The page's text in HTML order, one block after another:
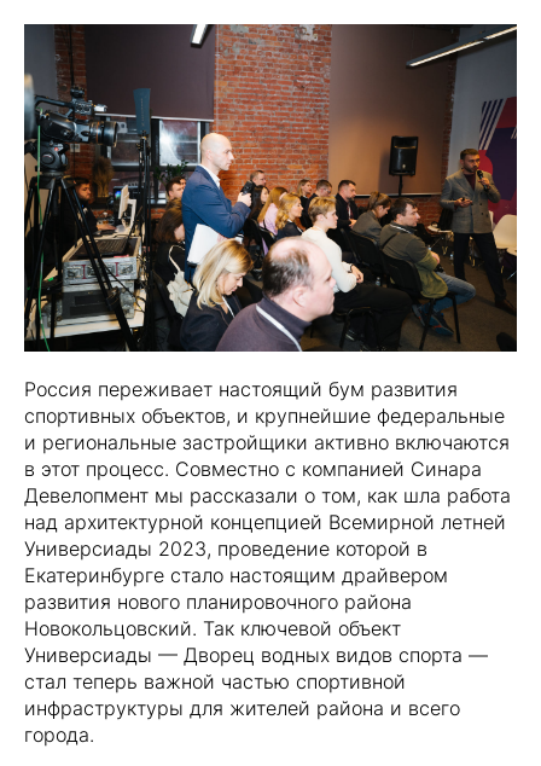
Россия переживает настоящий бум развития
спортивных объектов, и крупнейшие федеральные
и региональные застройщики активно включаются
в этот процесс. Совместно с компанией Синара
Девелопмент мы рассказали о том, как шла работа
над архитектурной концепцией Всемирной летней
Универсиады 2023, проведение которой в
Екатеринбурге стало настоящим драйвером
развития нового планировочного района
Новокольцовский. Так ключевой объект
Универсиады — Дворец водных видов спорта —
стал теперь важной частью спортивной
инфраструктуры для жителей района и всего
города.